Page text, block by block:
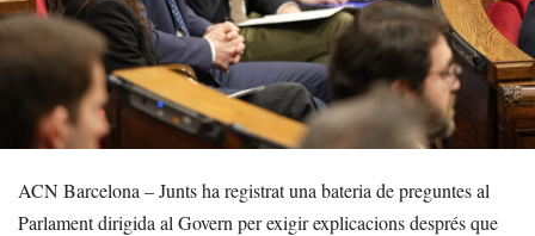
ACN Barcelona – Junts ha registrat una bateria de preguntes al
Parlament dirigida al Govern per exigir explicacions després que